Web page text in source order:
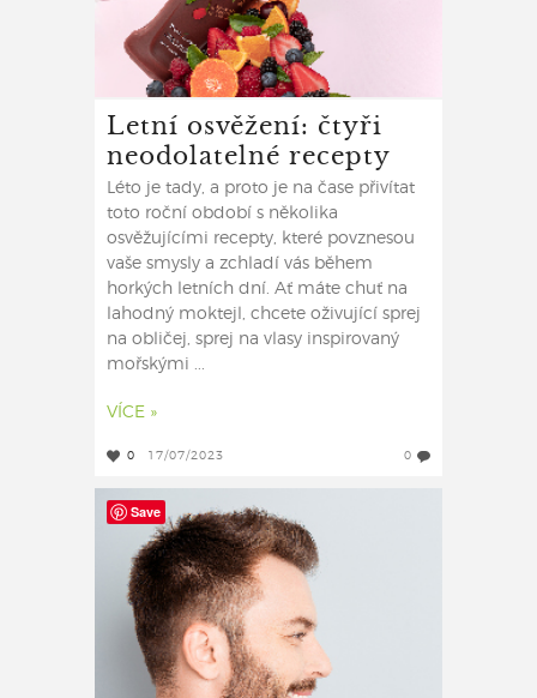
Letní osvěžení: čtyři
neodolatelné recepty
Léto je tady, a proto je na čase přivítat
toto roční období s několika
osvěžujícími recepty, které povznesou
vaše smysly a zchladí vás během
horkých letních dní. Ať máte chuť na
lahodný moktejl, chcete oživující sprej
na obličej, sprej na vlasy inspirovaný
mořskými ...
VÍCE »
0 17/07/2023 0
Save